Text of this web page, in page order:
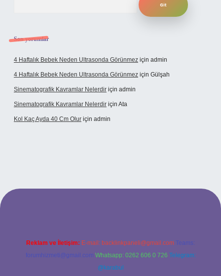
Son yorumlar
4 Haftalık Bebek Neden Ultrasonda Görünmez için admin
4 Haftalık Bebek Neden Ultrasonda Görünmez için Gülşah
Sinematografik Kavramlar Nelerdir için admin
Sinematografik Kavramlar Nelerdir için Ata
Kol Kaç Ayda 40 Cm Olur için admin
Reklam ve İletişim: E-mail: backlinkpaneli@gmail.com Teams:
forumhizmeti@gmail.com Whatsapp: 0262 606 0 726 Telegram:
@karabul